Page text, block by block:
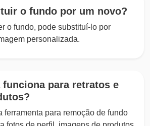
o fundo por um novo?
o fundo, pode substituí-lo por
personalizada.
funciona para retratos e
ferramenta para remoção de fundo